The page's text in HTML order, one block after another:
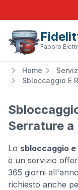
Fabbro
Home
Sbloccaggio E
Serrature a
Lo sbloccaggio
è un servizio
365 giorni
richiesto anche